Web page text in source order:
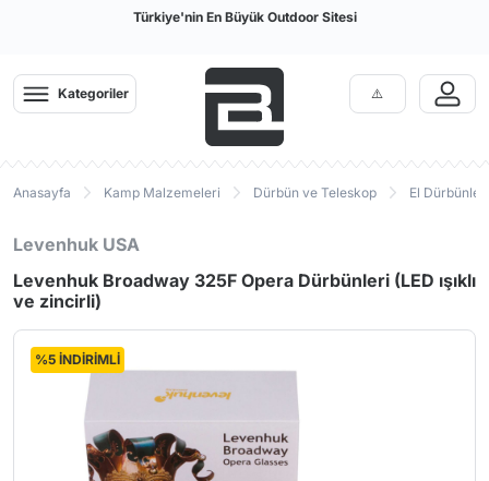
Türkiye'nin En Büyük Outdoor Sitesi
Kategoriler
Anasayfa Kamp Malzemeleri Dürbün ve Teleskop El Dürbünleri
Levenhuk USA
Levenhuk Broadway 325F Opera Dürbünleri (LED ışıklı
ve zincirli)
%5 İNDİRİMLİ